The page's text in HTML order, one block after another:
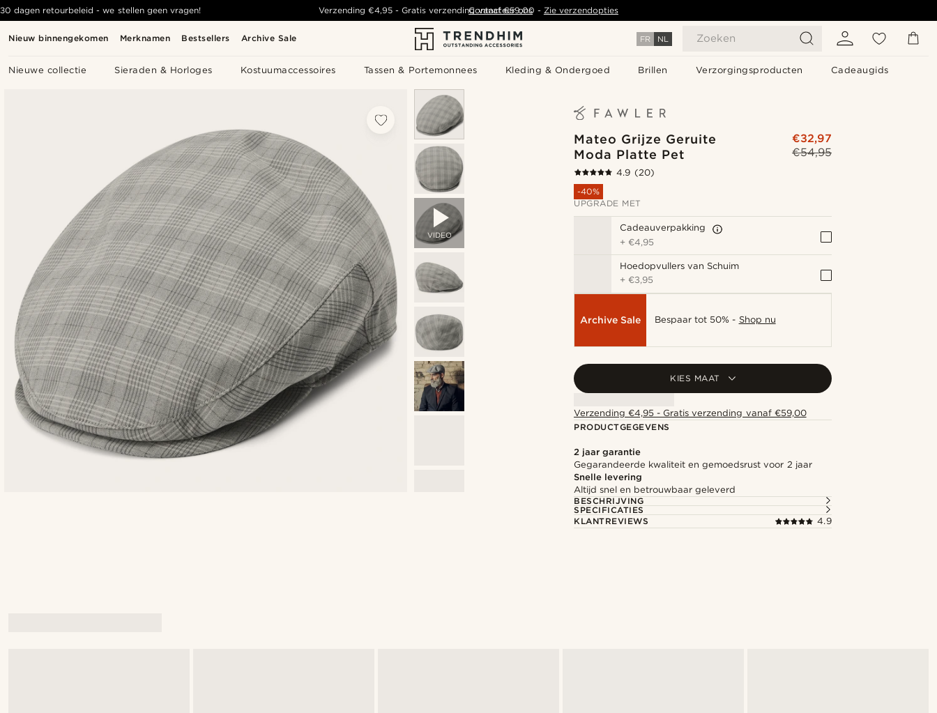
Nieuw binnengekomen Merknamen Bestsellers Archive Sale FR NL Zoeken
Nieuwe collectie Sieraden & Horloges Kostuumaccessoires Tassen & Portemonnees Kleding & Ondergoed Brillen Verzorgingsproducten Cadeaugids
30 dagen retourbeleid - we stellen geen vragen! Verzending €4,95 -Gratis verzending vanaf €59,00 - Zie verzendopties
Contacteer ons
VIDEO
Mateo Grijze Geruite
Moda Platte Pet
€54,95
€32,97
4.9 (20)
-40%
UPGRADE MET
Cadeauverpakking
+€4,95
Hoedopvullers van Schuim
+€3,95
Archive Sale Bespaar tot 50% - Shop nu
KIES MAAT
Verzending €4,95 - Gratis verzending vanaf €59,00
PRODUCTGEGEVENS
2 jaar garantie
Gegarandeerde kwaliteit en gemoedsrust voor 2 jaar
Snelle levering
Altijd snel en betrouwbaar geleverd
BESCHRIJVING
SPECIFICATIES
KLANTREVIEWS
4.9